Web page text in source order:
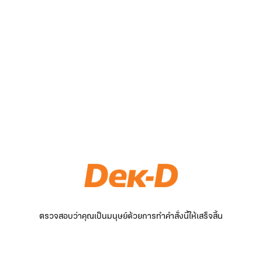
ตรวจสอบว่าคุณเป็นมนุษย์ด้วยการทำคำสั่งนี้ให้เสร็จสิ้น